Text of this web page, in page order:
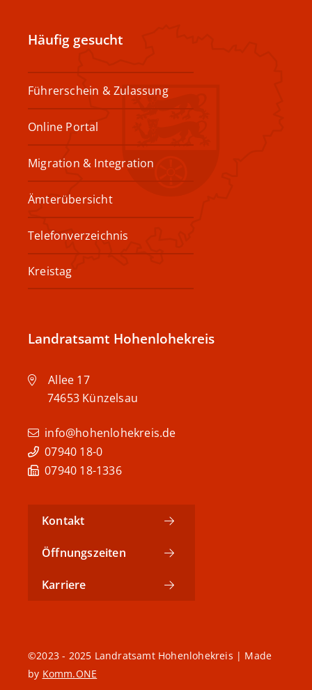
Häufig gesucht
Führerschein & Zulassung
Online Portal
Migration & Integration
Ämterübersicht
Telefonverzeichnis
Kreistag
Landratsamt Hohenlohekreis
Allee 17
74653 Künzelsau
info@hohenlohekreis.de
07940 18-0
07940 18-1336
Kontakt
Öffnungszeiten
Karriere
©2023 - 2025 Landratsamt Hohenlohekreis | Made
by Komm.ONE